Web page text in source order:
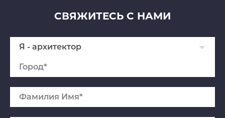
СВЯЖИТЕСЬ С НАМИ
Я - архитектор